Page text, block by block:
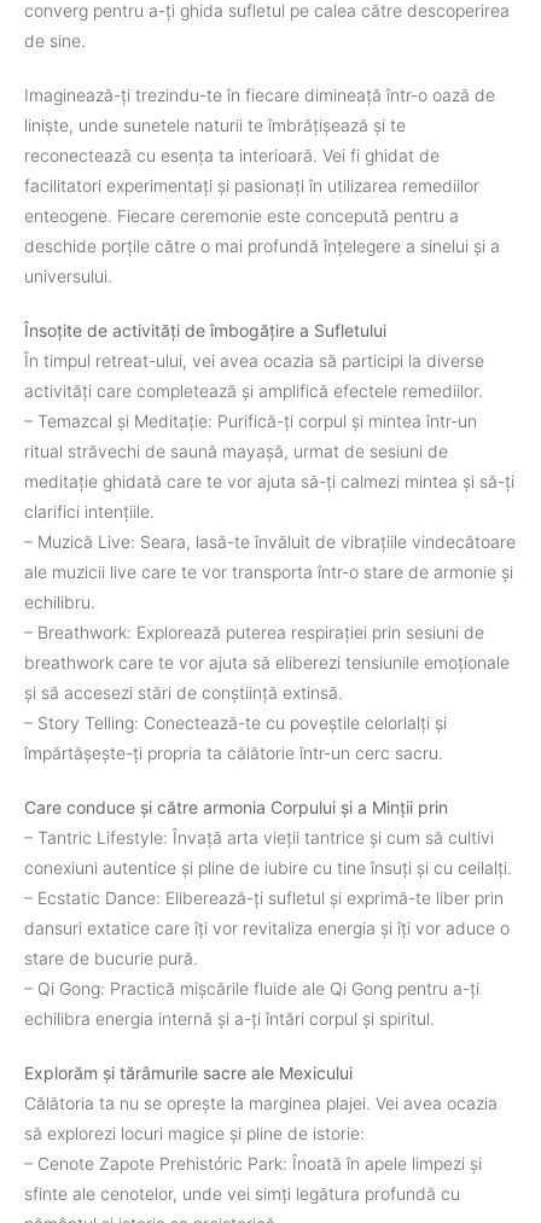
converg pentru a-ți ghida sufletul pe calea către descoperirea
de sine.
Imaginează-ți trezindu-te în fiecare dimineață într-o oază de
liniște, unde sunetele naturii te îmbrățișează și te
reconectează cu esența ta interioară. Vei fi ghidat de
facilitatori experimentați și pasionați în utilizarea remediilor
enteogene. Fiecare ceremonie este concepută pentru a
deschide porțile către o mai profundă înțelegere a sinelui și a
universului.
Însoțite de activități de îmbogățire a Sufletului
În timpul retreat-ului, vei avea ocazia să participi la diverse
activități care completează și amplifică efectele remediilor.
– Temazcal și Meditație: Purifică-ți corpul și mintea într-un
ritual străvechi de saună mayașă, urmat de sesiuni de
meditație ghidată care te vor ajuta să-ți calmezi mintea și să-ți
clarifici intențiile.
– Muzică Live: Seara, lasă-te învăluit de vibrațiile vindecătoare
ale muzicii live care te vor transporta într-o stare de armonie și
echilibru.
– Breathwork: Explorează puterea respirației prin sesiuni de
breathwork care te vor ajuta să eliberezi tensiunile emoționale
și să accesezi stări de conștiință extinsă.
– Story Telling: Conectează-te cu poveștile celorlalți și
împărtășește-ți propria ta călătorie într-un cerc sacru.
Care conduce și către armonia Corpului și a Minții prin
– Tantric Lifestyle: Învață arta vieții tantrice și cum să cultivi
conexiuni autentice și pline de iubire cu tine însuți și cu ceilalți.
– Ecstatic Dance: Eliberează-ți sufletul și exprimă-te liber prin
dansuri extatice care îți vor revitaliza energia și îți vor aduce o
stare de bucurie pură.
– Qi Gong: Practică mișcările fluide ale Qi Gong pentru a-ți
echilibra energia internă și a-ți întări corpul și spiritul.
Explorăm și tărâmurile sacre ale Mexicului
Călătoria ta nu se oprește la marginea plajei. Vei avea ocazia
să explorezi locuri magice și pline de istorie:
– Cenote Zapote Prehistóric Park: Înoată în apele limpezi și
sfinte ale cenotelor, unde vei simți legătura profundă cu